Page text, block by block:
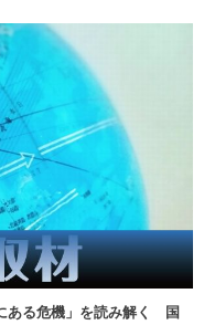
ある危機」を読み解く 国